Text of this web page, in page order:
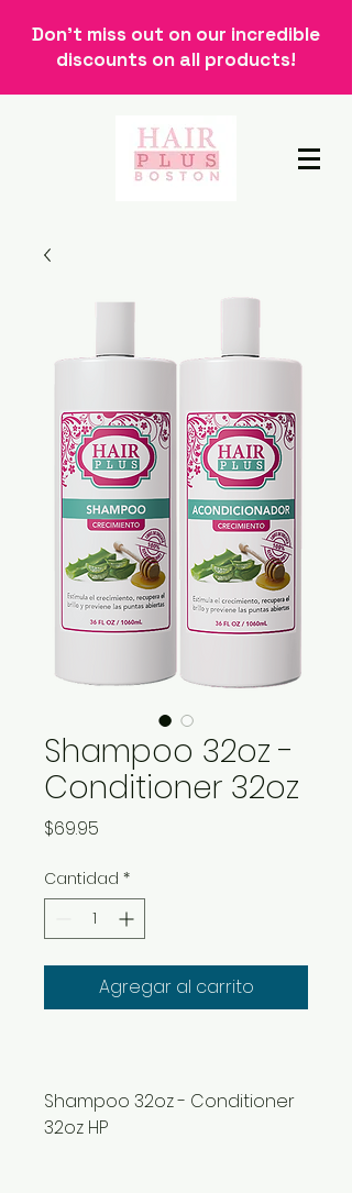
Don't miss out on our incredible
discounts on all products!
Shampoo 32oz -
Conditioner 32oz
$69.95
Cantidad *
Agregar al carrito
Shampoo 32oz - Conditioner
32oz HP